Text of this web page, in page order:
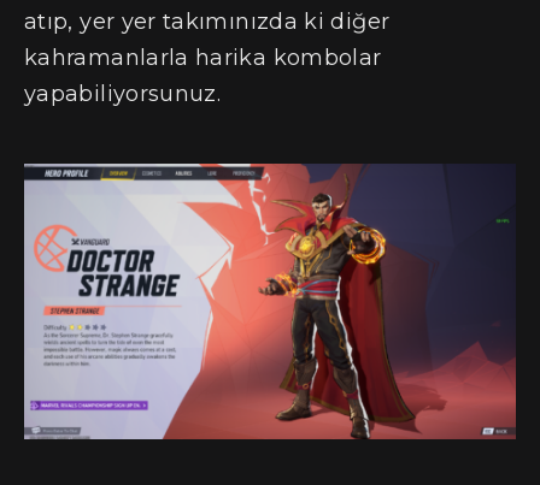
atıp, yer yer takımınızda ki diğer
kahramanlarla harika kombolar
yapabiliyorsunuz.